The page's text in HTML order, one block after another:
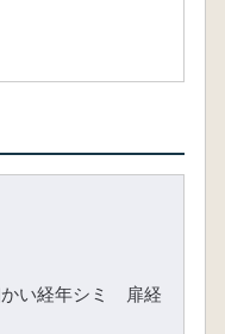
い経年シミ 扉経